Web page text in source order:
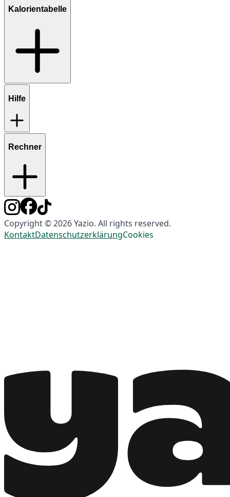
Kalorientabelle
Hilfe
Rechner
Copyright © 2026 Yazio. All rights reserved.
KontaktDatenschutzerklärungCookies